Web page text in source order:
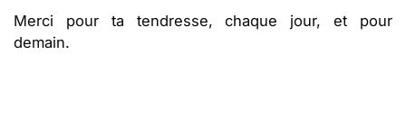
Merci pour ta tendresse, chaque jour, et pour
demain.